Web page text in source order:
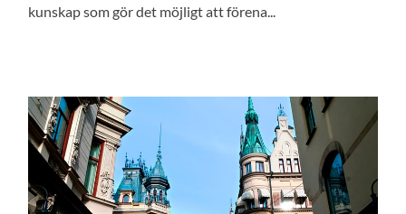
kunskap som gör det möjligt att förena...